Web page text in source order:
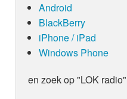
Android
BlackBerry
iPhone / iPad
Windows Phone
en zoek op "LOK radio"